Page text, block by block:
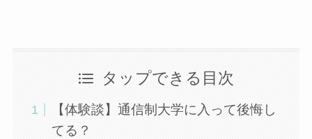
タップできる目次
【体験談】通信制大学に入って後悔し
てる？